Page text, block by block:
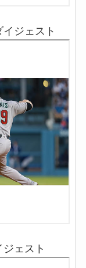
ジェスト
ェスト